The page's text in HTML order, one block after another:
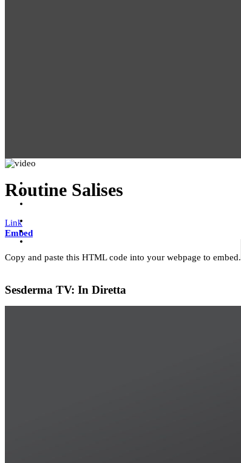
Link
Embed
Copy and paste this HTML code into your webpage to embed.
Routine Salises
Sesderma TV: In Diretta